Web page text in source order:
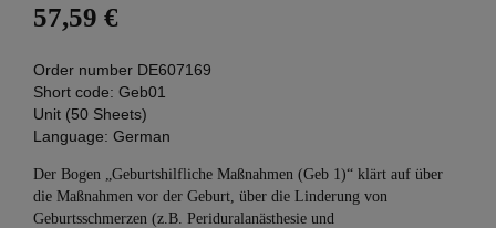
57,59 €
Order number DE607169
Short code: Geb01
Unit (50 Sheets)
Language: German
Der Bogen „Geburtshilfliche Maßnahmen (Geb 1)“ klärt auf über
die Maßnahmen vor der Geburt, über die Linderung von
Geburtsschmerzen (z.B. Periduralanästhesie und